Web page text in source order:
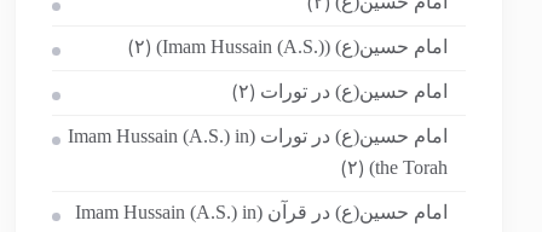
(۲)
امام حسین(ع) (Imam Hussain (A.S.)) (۲)
امام حسین(ع) در تورات (۲)
امام حسین(ع) در تورات (Imam Hussain (A.S.) in
the Torah)
(۲)
امام حسین(ع) در قرآن (Imam Hussain (A.S.) in